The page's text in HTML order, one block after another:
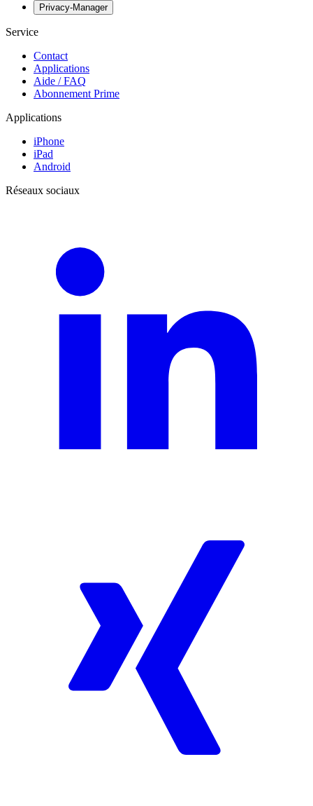
Privacy-Manager
Service
Contact
Applications
Aide / FAQ
Abonnement Prime
Applications
iPhone
iPad
Android
Réseaux sociaux